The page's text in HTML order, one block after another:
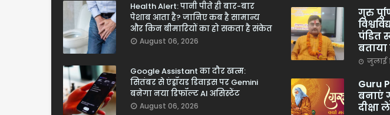
Health Alert: पानी पीते ही बार-बार
पेशाब आता है? जानिए कब है सामान्य
और किन बीमारियों का हो सकता है संकेत
August 06, 2026
Google Assistant का दौर खत्म:
सितंबर से एंड्रॉयड डिवाइस पर Gemini
बनेगा नया डिफॉल्ट AI असिस्टेंट
August 06, 2026
गुरु
पंडित
जुलाई
Guru
बनाएं
दीक्षा